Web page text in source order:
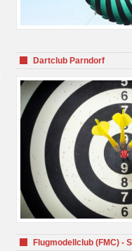
Dartclub Parndorf
Flugmodellclub (FMC) -